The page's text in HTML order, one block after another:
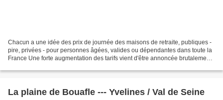
Chacun a une idée des prix de journée des maisons de retraite, publiques -
pire, privées - pour personnes âgées, valides ou dépendantes dans toute la
France Une forte augmentation des tarifs vient d'être annoncée brutalement
La plaine de Bouafle --- Yvelines / Val de Seine